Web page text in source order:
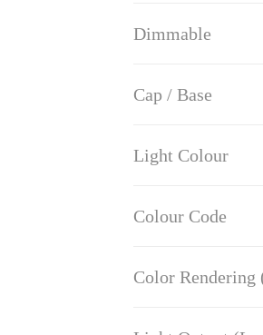
Dimmable
Cap / Base
Light Colour
Colour Code
Color Rendering